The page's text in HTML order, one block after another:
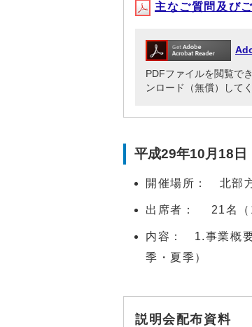
主なご質問及び
PDFファイルを閲覧で
ンロード（無償）して
平成29年10月18日
開催場所： 北部
出席者： 21名（
内容： 1.事業概
季・夏季）
説明会配布資料